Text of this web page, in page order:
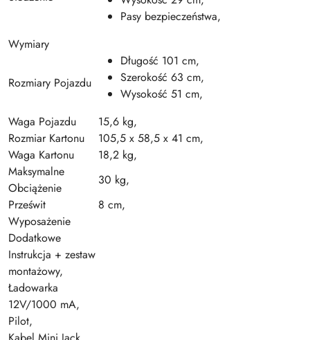
Pasy bezpieczeństwa,
Wymiary
Rozmiary Pojazdu
Długość 101 cm,
Szerokość 63 cm,
Wysokość 51 cm,
Waga Pojazdu
15,6 kg,
Rozmiar Kartonu
105,5 x 58,5 x 41 cm,
Waga Kartonu
18,2 kg,
Maksymalne
Obciążenie
30 kg,
Prześwit
8 cm,
Wyposażenie
Dodatkowe
Instrukcja + zestaw
montażowy,
Ładowarka
12V/1000 mA,
Pilot,